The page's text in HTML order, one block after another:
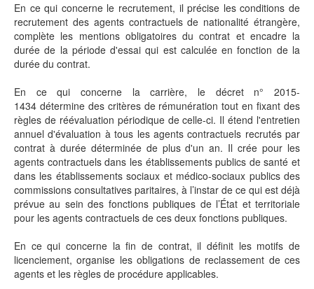
En ce qui concerne le recrutement, il précise les conditions de
recrutement des agents contractuels de nationalité étrangère,
complète les mentions obligatoires du contrat et encadre la
durée de la période d'essai qui est calculée en fonction de la
durée du contrat.
En ce qui concerne la carrière, le décret n° 2015-
1434 détermine des critères de rémunération tout en fixant des
règles de réévaluation périodique de celle-ci. Il étend l'entretien
annuel d'évaluation à tous les agents contractuels recrutés par
contrat à durée déterminée de plus d'un an. Il crée pour les
agents contractuels dans les établissements publics de santé et
dans les établissements sociaux et médico-sociaux publics des
commissions consultatives paritaires, à l’instar de ce qui est déjà
prévue au sein des fonctions publiques de l’État et territoriale
pour les agents contractuels de ces deux fonctions publiques.
En ce qui concerne la fin de contrat, il définit les motifs de
licenciement, organise les obligations de reclassement de ces
agents et les règles de procédure applicables.